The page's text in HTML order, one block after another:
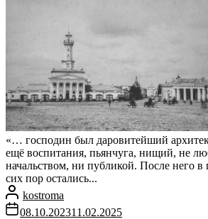
«… господин был даровитейший
ещё воспитания, пьянчуга, нищий, не
начальством, ни публикой. После него в
сих пор остались...
kostroma
08.10.202311.02.2025